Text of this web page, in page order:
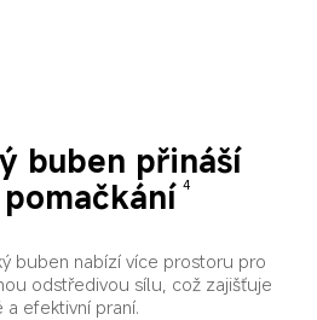
buben přináší
4
buben nabízí více prostoru pro
odstředivou sílu, což zajišťuje
a efektivní praní.